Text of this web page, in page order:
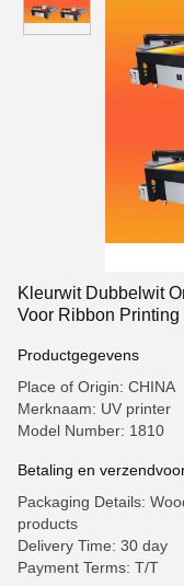
Kleurwit Dubbelwit
Voor Ribbon
Productgegevens
Place of Origin: CHINA
Merknaam: UV printer
Model Number: 1810
Betaling en
Packaging Details:
products
Delivery Time: 30 day
Payment Terms: T/T